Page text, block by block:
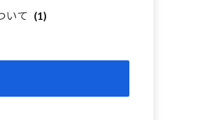
いて (1)